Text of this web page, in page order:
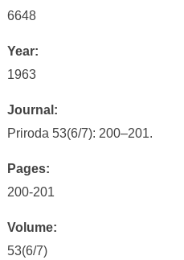
6648
Year:
1963
Journal:
Priroda 53(6/7): 200–201.
Pages:
200-201
Volume:
53(6/7)